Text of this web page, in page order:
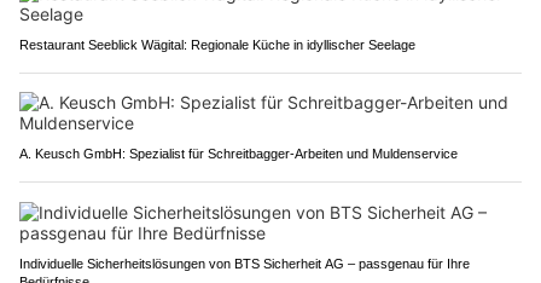
Restaurant Seeblick Wägital: Regionale Küche in idyllischer Seelage
A. Keusch GmbH: Spezialist für Schreitbagger-Arbeiten und Muldenservice
Individuelle Sicherheitslösungen von BTS Sicherheit AG – passgenau für Ihre